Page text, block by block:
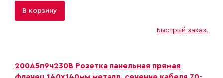
В корзину
Быстрый заказ!
200А5п9ч230B Розетка панельная прямая